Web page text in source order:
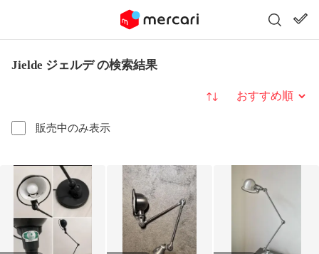
Jielde ジェルデ の検索結果
販売中のみ表示
並び替え